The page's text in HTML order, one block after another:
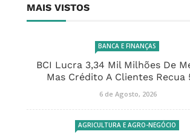
MAIS VISTOS
BANCA E FINANÇAS
BCI Lucra 3,34 Mil Milhões De
Mas Crédito A Clientes Recua
6 de Agosto, 2026
AGRICULTURA E AGRO-NEGÓCIO